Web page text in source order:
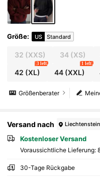
Größe: US Standard
32 (XXS) 34 (XS)
42 (XL)
3 left
44 (XXL)
1 left
Größenberater
Versand nach Liechtenstein
Kostenloser Versand
Voraussichtliche Lieferung:
30-Tage Rückgabe